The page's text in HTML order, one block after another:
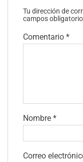
Tu dirección de
campos
Comentario *
Nombre *
Correo